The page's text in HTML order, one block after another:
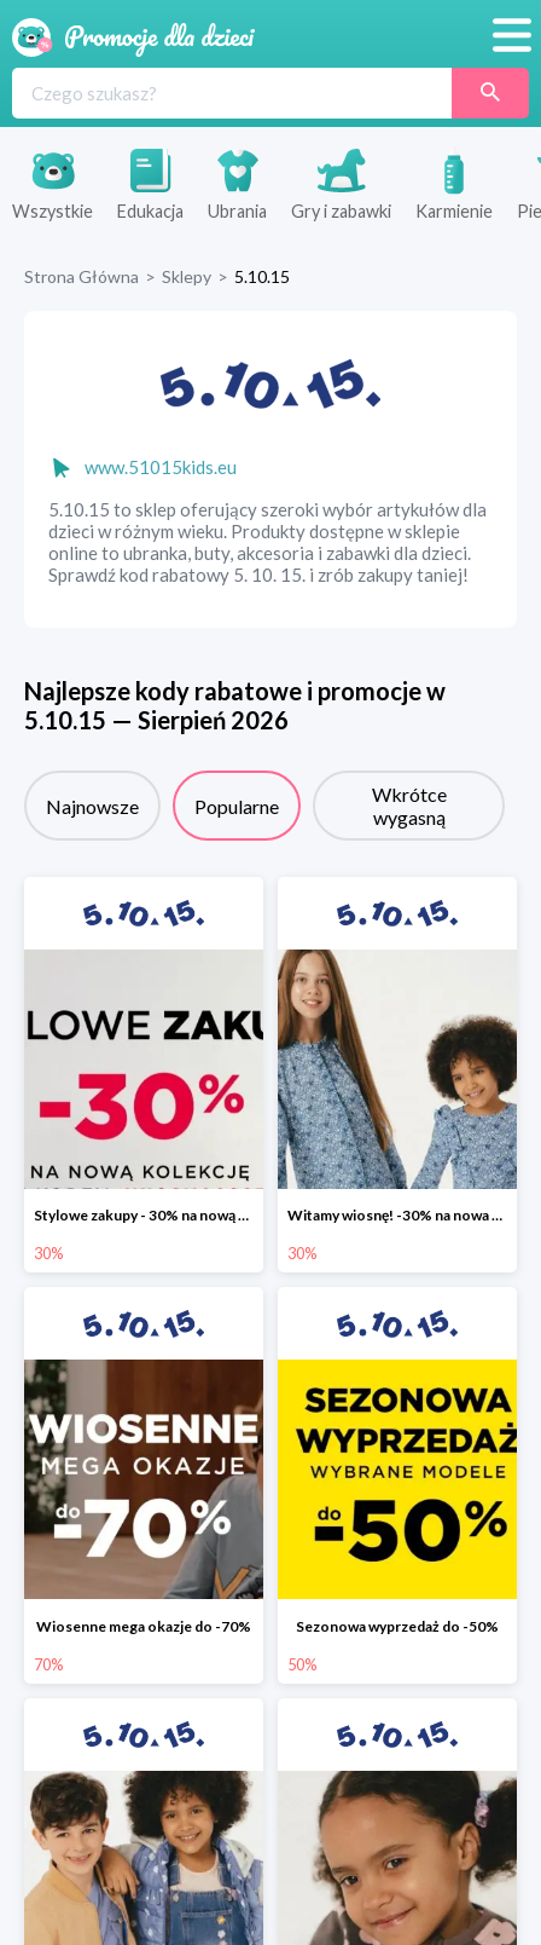
Produkty
Sklepy
Wszystkie Edukacja Ubrania Gry i zabawki Karmienie
Strona Główna > Sklepy > 5.10.15
www.51015kids.eu
5.10.15 to sklep oferujący szeroki wybór artykułów dla
dzieci w różnym wieku. Produkty dostępne w sklepie
online to ubranka, buty, akcesoria i zabawki dla dzieci.
Sprawdź kod rabatowy 5. 10. 15. i zrób zakupy taniej!
Najlepsze kody rabatowe i promocje w
5.10.15 — Sierpień 2026
Najnowsze Popularne
Wkrótce
wygasną
Stylowe zakupy - 30% na nową kolekcję
30%
Witamy wiosnę! -30% na nowa kolekcję
30%
Wiosenne mega okazje do -70%
70%
Sezonowa wyprzedaż do -50%
50%